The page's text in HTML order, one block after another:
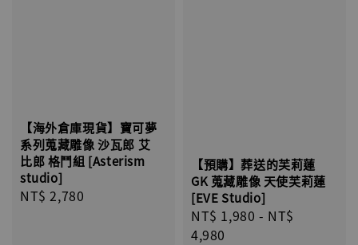
【海外倉庫現貨】寶可夢
系列蒐藏雕像 沙瓦郎 艾
比郎 格鬥組 [Asterism
studio]
Regular
NT$ 2,780
【預購】葬送的芙莉蓮
GK 蒐藏雕像 天使芙莉蓮
[EVE Studio]
Regular
price
NT$ 1,980 - NT$
4,980